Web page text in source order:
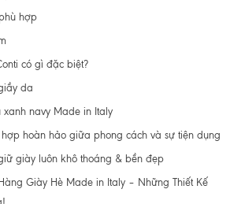
hợp
có gì đặc biệt?
da
navy Made in Italy
hợp hoàn hảo giữa phong cách và sự tiện dụng
giày luôn khô thoáng & bền đẹp
Giày Hè Made in Italy – Những Thiết Kế